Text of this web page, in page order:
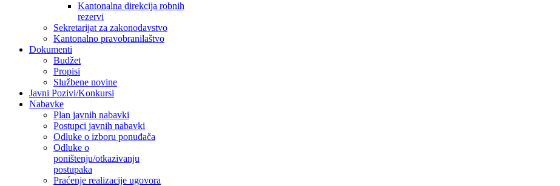
Kantonalna direkcija robnih
rezervi
Sekretarijat za zakonodavstvo
Kantonalno pravobranilaštvo
Dokumenti
Budžet
Propisi
Službene novine
Javni Pozivi/Konkursi
Nabavke
Plan javnih nabavki
Postupci javnih nabavki
Odluke o izboru ponuđača
Odluke o
poništenju/otkazivanju
postupaka
Praćenje realizacije ugovora